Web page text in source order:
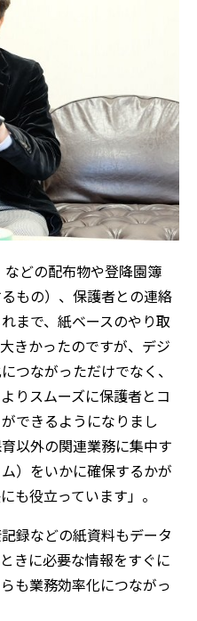
などの配布物や登降園簿
もの）、保護者との連絡
まで、紙ベースのやり取
きかったのですが、デジ
つながっただけでなく、
りスムーズに保護者とコ
できるようになりまし
以外の関連業務に集中す
）をいかに確保するかが
も役立っています」。
録などの紙資料もデータ
きに必要な情報をすぐに
も業務効率化につながっ